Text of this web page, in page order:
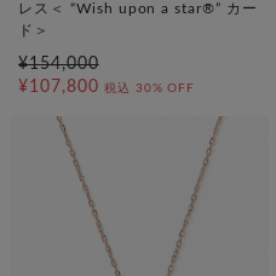
レス＜ “Wish upon a star®” カー
ド＞
¥154,000
¥107,800 税込 30% OFF